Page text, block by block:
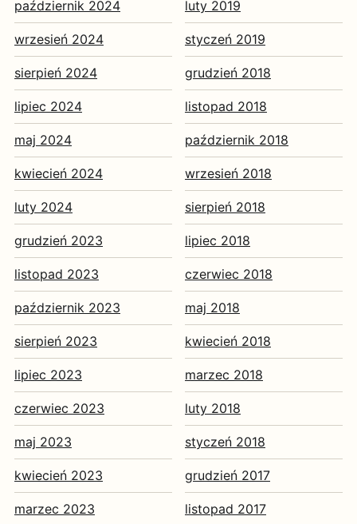
październik 2024
wrzesień 2024
sierpień 2024
lipiec 2024
maj 2024
kwiecień 2024
luty 2024
grudzień 2023
listopad 2023
październik 2023
sierpień 2023
lipiec 2023
czerwiec 2023
maj 2023
kwiecień 2023
marzec 2023
luty 2019
styczeń 2019
grudzień 2018
listopad 2018
październik 2018
wrzesień 2018
sierpień 2018
lipiec 2018
czerwiec 2018
maj 2018
kwiecień 2018
marzec 2018
luty 2018
styczeń 2018
grudzień 2017
listopad 2017